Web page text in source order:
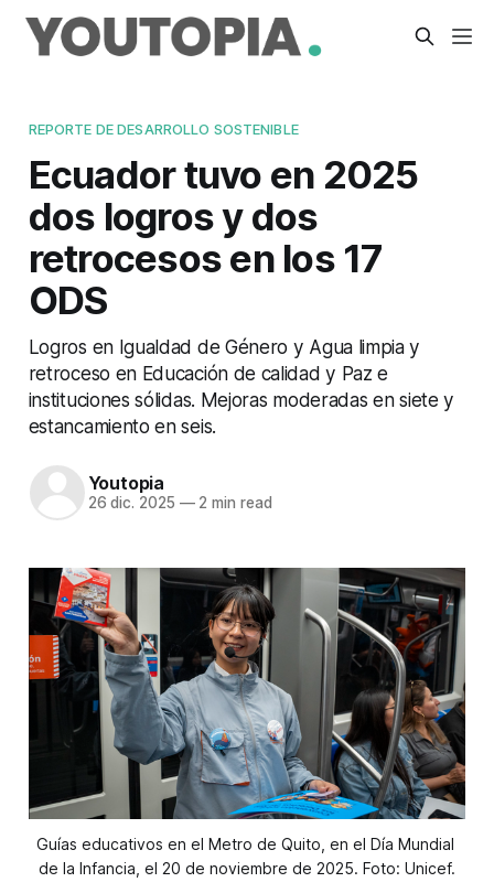
REPORTE DE DESARROLLO SOSTENIBLE
Ecuador tuvo en 2025
dos logros y dos
retrocesos en los 17
ODS
Logros en Igualdad de Género y Agua limpia y
retroceso en Educación de calidad y Paz e
instituciones sólidas. Mejoras moderadas en siete y
estancamiento en seis.
Youtopia
26 dic. 2025 —2 min read
Guías educativos en el Metro de Quito, en el Día Mundial
de la Infancia, el 20 de noviembre de 2025. Foto: Unicef.